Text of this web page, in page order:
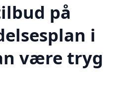
på
i
være tryg